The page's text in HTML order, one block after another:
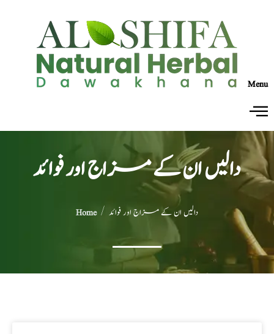
Menu
دالیں ان کے مزاج اور فوائد
Home / دالیں ان کے مزاج اور فوائد